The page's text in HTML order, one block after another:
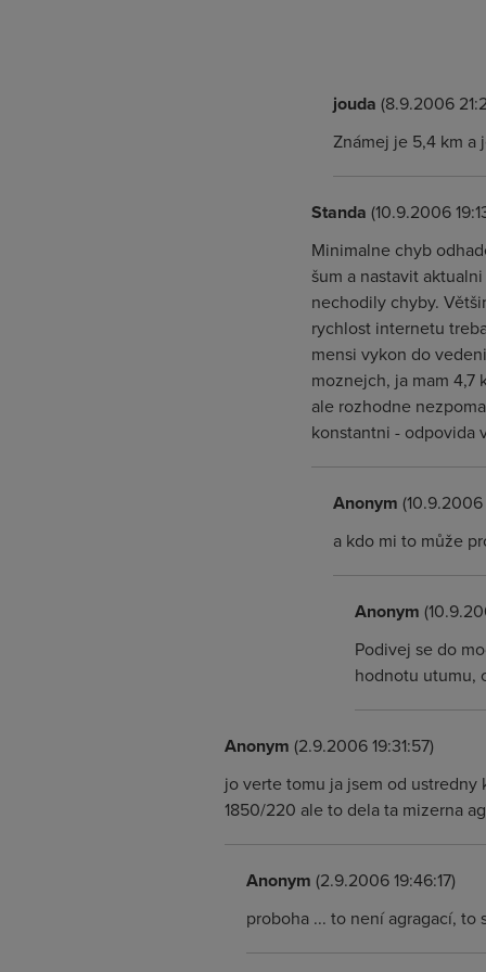
jouda (8.9.2006
Známej je 5,4 km
Standa (10.9.2006
Minimalne chyb
šum a nastavit
nechodily chyby.
rychlost internetu
mensi vykon do
moznejch, ja mam
ale rozhodne
konstantni - odpovida
Anonym (10.9.2006
a kdo mi to může
Anonym
Podivej se do
hodnotu utumu,
Anonym (2.9.2006 19:31:57)
jo verte tomu ja jsem od
1850/220 ale to dela ta mizerna
Anonym (2.9.2006 19:46:17)
proboha ... to není agragací, to